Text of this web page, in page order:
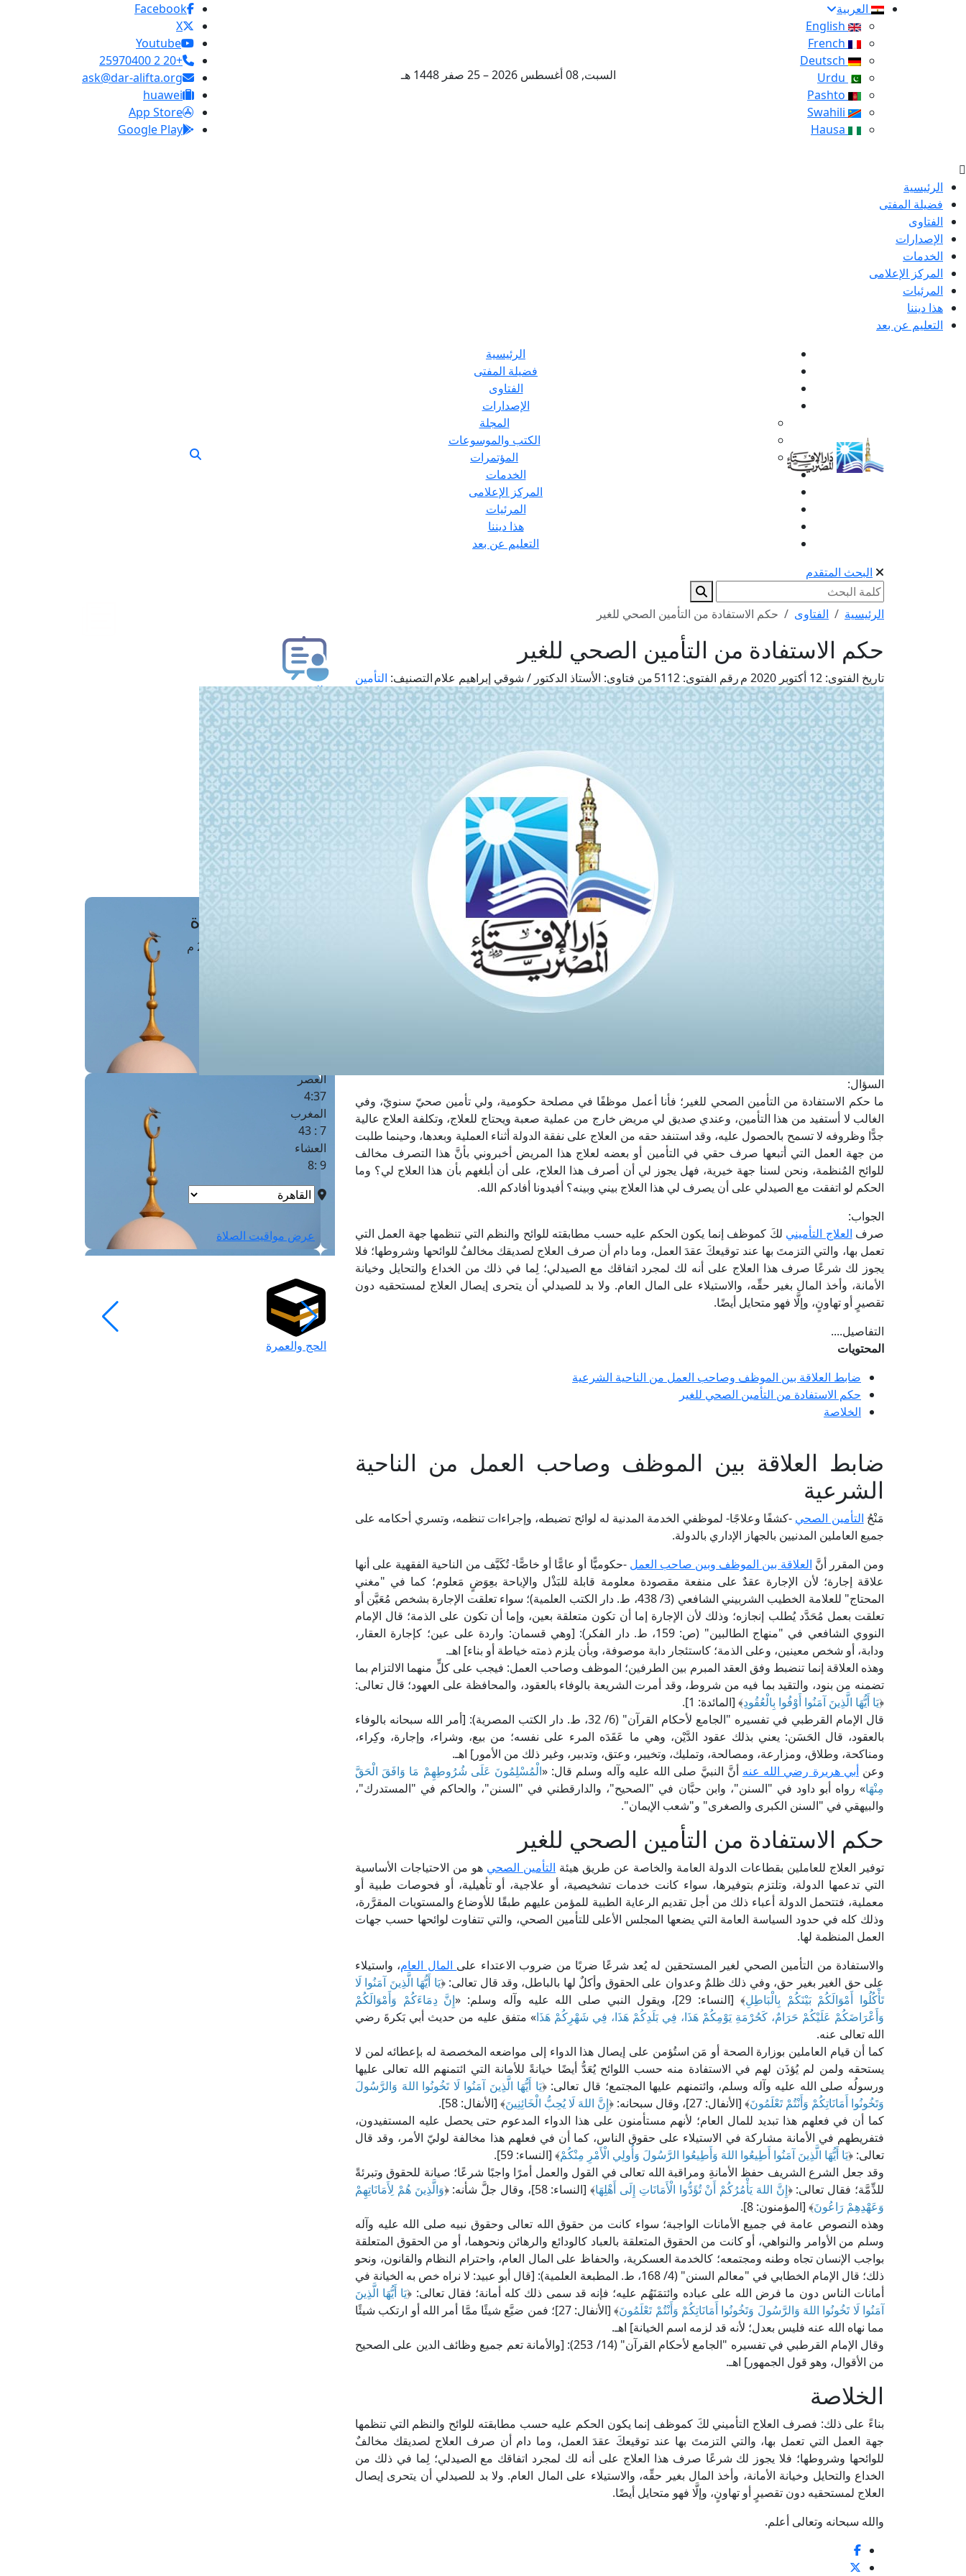
العربية
السبت, 08 أغسطس 2026 – 25 صفر 1448 هـ
Facebook
X
Youtube
+20 2 25970400
ask@dar-alifta.org
huawei
App Store
Google Play
الرئيسية
فضيلة المفتى
الفتاوى
الإصدارات
الخدمات
المركز الإعلامى
المرئيات
هذا ديننا
التعليم عن بعد
الرئيسية
فضيلة المفتى
الفتاوى
الإصدارات
المجلة
الكتب والموسوعات
المؤتمرات
الخدمات
المركز الإعلامى
المرئيات
هذا ديننا
التعليم عن بعد
البحث المتقدم
الرئيسية الفتاوى حكم الاستفادة من التأمين الصحي للغير
حكم الاستفادة من التأمين الصحي للغير
تاريخ الفتوى: رقم الفتوى: من فتاوى: الأستاذ الدكتور / شوقي إبراهيم علامالتصنيف: التأمين
السؤال:
ما حكم الاستفادة من التأمين الصحي للغير؛ فأنا أعمل موظفًا في مصلحة حكومية، ولي تأمين صحيّ سنويّ، وفي
الغالب لا أستفيد من هذا التأمين، وعندي صديق لي مريض خارج من عملية صعبة ويحتاج للعلاج، وتكلفة العلاج عالية
جدًّا وظروفه لا تسمح بالحصول عليه، وقد استنفد حقه من العلاج على نفقة الدولة أثناء العملية وبعدها، وحينما طلبت
من جهة العمل التي أتبعها صرف حقي في التأمين أو بعضه لعلاج هذا المريض أخبروني بأنَّ هذا التصرف مخالف
للوائح المُنظمة، ونحن لسنا جهة خيرية، فهل يجوز لي أن أصرف هذا العلاج، على أن أبلغهم بأن هذا العلاج لي؟ وما
الحكم لو اتفقت مع الصيدلي على أن يصرف لي هذا العلاج بيني وبينه؟ أفيدونا أفادكم الله.
الجواب:
صرف العلاج التأميني لكَ كموظف إنما يكون الحكم عليه حسب مطابقته للوائح والنظم التي تنظمها جهة العمل التي
تعمل بها، والتي التزمتَ بها عند توقيعكَ عقدَ العمل، وما دام أن صرف العلاج لصديقك مخالفٌ للوائحها وشروطها؛ فلا
يجوز لك شرعًا صرف هذا العلاج على أنه لك لمجرد اتفاقك مع الصيدلي؛ لِما في ذلك من الخداع والتحايل وخيانة
الأمانة، وأخذ المال بغير حقِّه، والاستيلاء على المال العام. ولا بد للصيدلي أن يتحرى إيصال العلاج لمستحقيه دون
تقصيرٍ أو تهاونٍ، وإلَّا فهو متحايل أيضًا.
التفاصيل....
المحتويات
ضابط العلاقة بين الموظف وصاحب العمل من الناحية الشرعية
حكم الاستفادة من التأمين الصحي للغير
الخلاصة
ضابط العلاقة بين الموظف وصاحب العمل من الناحية
الشرعية
مَنْحُ التأمين الصحي -كشفًا وعلاجًا- لموظفي الخدمة المدنية له لوائح تضبطه، وإجراءات تنظمه، وتسري أحكامه على
جميع العاملين المدنيين بالجهاز الإداري بالدولة.
ومن المقرر أنَّ العلاقة بين الموظف وبين صاحب العمل -حكوميًّا أو عامًّا أو خاصًّا- تُكَيَّف من الناحية الفقهية على أنها
علاقة إجارة؛ لأن الإجارة عقدٌ على منفعة مقصودة معلومة قابلة للبَذْل والإباحة بعِوَضٍ مَعلوم؛ كما في "مغني
المحتاج" للعلامة الخطيب الشربيني الشافعي (3/ 438، ط. دار الكتب العلمية)؛ سواء تعلقت الإجارة بشخص مُعَيَّن أو
تعلقت بعمل مُحَدَّد يُطلب إنجازه؛ وذلك لأن الإجارة إما أن تكون متعلقة بعين، وإما أن تكون على الذمة؛ قال الإمام
النووي الشافعي في "منهاج الطالبين" (ص: 159، ط. دار الفكر): [وهي قسمان: واردة على عين؛ كإجارة العقار،
ودابة، أو شخص معينين، وعلى الذمة؛ كاستئجار دابة موصوفة، وبأن يلزم ذمته خياطة أو بناء] اهـ.
وهذه العلاقة إنما تنضبط وفق العقد المبرم بين الطرفين؛ الموظف وصاحب العمل: فيجب على كلٍّ منهما الالتزام بما
تضمنه من بنود، والتقيد بما فيه من شروط، وقد أمرت الشريعة بالوفاء بالعقود، والمحافظة على العهود؛ قال تعالى:
﴿يَا أَيُّهَا الَّذِينَ آمَنُوا أَوْفُوا بِالْعُقُودِ﴾ [المائدة: 1].
قال الإمام القرطبي في تفسيره "الجامع لأحكام القرآن" (6/ 32، ط. دار الكتب المصرية): [أمر الله سبحانه بالوفاء
بالعقود، قال الحَسَن: يعني بذلك عقود الدَّيْن، وهي ما عَقَدَه المرء على نفسه؛ من بيع، وشراء، وإجارة، وكِراء،
ومناكحة، وطلاق، ومزارعة، ومصالحة، وتمليك، وتخيير، وعتق، وتدبير، وغير ذلك من الأمور] اهـ.
وعنأبي هريرة رضي الله عنه أنَّ النبيَّ صلى الله عليه وآله وسلم قال: «الْمُسْلِمُونَ عَلَى شُرُوطِهِمْ مَا وَافَقَ الْحَقَّ
مِنْهَا» رواه أبو داود في "السنن"، وابن حبَّان في "الصحيح"، والدارقطني في "السنن"، والحاكم في "المستدرك"،
والبيهقي في "السنن الكبرى والصغرى" و"شعب الإيمان".
حكم الاستفادة من التأمين الصحي للغير
توفير العلاج للعاملين بقطاعات الدولة العامة والخاصة عن طريق هيئة التأمين الصحي هو من الاحتياجات الأساسية
التي تدعمها الدولة، وتلتزم بتوفيرها، سواء كانت خدمات تشخيصية، أو علاجية، أو تأهيلية، أو فحوصات طبية أو
معملية، فتتحمل الدولة أعباء ذلك من أجل تقديم الرعاية الطبية للمؤمن عليهم طبقًا للأوضاع والمستويات المقرَّرة،
وذلك كله في حدود السياسة العامة التي يضعها المجلس الأعلى للتأمين الصحي، والتي تتفاوت لوائحها حسب جهات
العمل المنظمة لها.
والاستفادة من التأمين الصحي لغير المستحقين له يُعد شرعًا ضربًا من ضروب الاعتداء على المال العام، واستيلاء
على حق الغير بغير حق، وفي ذلك ظلمٌ وعدوان على الحقوق وأكلٌ لها بالباطل، وقد قال تعالى: ﴿يَا أَيُّهَا الَّذِينَ آمَنُوا لَا
تَأْكُلُوا أَمْوَالَكُمْ بَيْنَكُمْ بِالْبَاطِلِ﴾ [النساء: 29]، ويقول النبي صلى الله عليه وآله وسلم: «
إِنَّ دِمَاءَكُمْ وَأَمْوَالَكُمْ
وَأَعْرَاضَكُمْ عَلَيْكُمْ حَرَامٌ، كَحُرْمَةِ يَوْمِكُمْ هَذَا، فِي بَلَدِكُمْ هَذَا، فِي شَهْرِكُمْ هَذَا» متفق عليه من حديث أبي بَكرةَ رضي
الله تعالى عنه.
كما أن قيام العاملين بوزارة الصحة أو مَن استُؤمن على إيصال هذا الدواء إلى مواضعه المخصصة له بإعطائه لمن لا
يستحقه ولمن لم يُؤذَن لهم في الاستفادة منه حسب اللوائح يُعَدُّ أيضًا خيانةً للأمانة التي ائتمنهم الله تعالى عليها
ورسولُه صلى الله عليه وآله وسلم، وائتمنهم عليها المجتمع؛ قال تعالى: ﴿يَا أَيُّهَا الَّذِينَ آمَنُوا لَا تَخُونُوا اللهَ وَالرَّسُولَ
وَتَخُونُوا أَمَانَاتِكُمْ وَأَنْتُمْ تَعْلَمُونَ﴾ [الأنفال: 27]، وقال سبحانه: ﴿ إِنَّ اللهَ لَا يُحِبُّ الْخَائِنِينَ﴾ [الأنفال: 58].
كما أن في فعلهم هذا تبديد للمال العام؛ لأنهم مستأمنون على هذا الدواء المدعوم حتى يحصل عليه المستفيدون،
فتفريطهم في الأمانة مشاركة في الاستيلاء على حقوق الناس، كما أن في فعلهم هذا مخالفة لوليّ الأمر، وقد قال
تعالى: ﴿يَا أَيُّهَا الَّذِينَ آمَنُوا أَطِيعُوا اللهَ وَأَطِيعُوا الرَّسُولَ وَأُولِي الْأَمْرِ مِنْكُمْ﴾ [النساء: 59].
وقد جعل الشرع الشريف حفظ الأمانةِ ومراقبة الله تعالى في القول والعمل أمرًا واجبًا شرعًا؛ صيانة للحقوق وتبرئةً
للذِّمَّة؛ فقال تعالى: ﴿إِنَّ اللهَ يَأْمُرُكُمْ أَنْ تُؤَدُّوا الْأَمَانَاتِ إِلَى أَهْلِهَا﴾ [النساء: 58]، وقال جلَّ شأنه: ﴿
وَالَّذِينَ هُمْ لِأَمَانَاتِهِمْ
وَعَهْدِهِمْ رَاعُونَ﴾ [المؤمنون: 8].
وهذه النصوص عامة في جميع الأمانات الواجبة؛ سواء كانت من حقوق الله تعالى وحقوق نبيه صلى الله عليه وآله
وسلم من الأوامر والنواهي، أو كانت من الحقوق المتعلقة بالعباد كالودائع والرهائن ونحوهما، أو من الحقوق المتعلقة
بواجب الإنسان تجاه وطنه ومجتمعه؛ كالخدمة العسكرية، والحفاظ على المال العام، واحترام النظام والقانون، ونحو
ذلك؛ قال الإمام الخطابي في "معالم السنن" (4/ 168، ط. المطبعة العلمية): [قال أبو عبيد: لا نراه خص به الخيانة في
أمانات الناس دون ما فرض الله على عباده وائتمَنَهُم عليه؛ فإنه قد سمى ذلك كله أمانة؛ فقال تعالى: ﴿يَا أَيُّهَا الَّذِينَ
آمَنُوا لَا تَخُونُوا اللهَ وَالرَّسُولَ وَتَخُونُوا أَمَانَاتِكُمْ وَأَنْتُمْ تَعْلَمُونَ
﴾ [الأنفال: 27]؛ فمن ضيَّع شيئًا ممَّا أمر الله أو ارتكب شيئًا
مما نهاه الله عنه فليس بعدل؛ لأنه قد لزمه اسم الخيانة] اهـ.
وقال الإمام القرطبي في تفسيره "الجامع لأحكام القرآن" (14/ 253): [والأمانة تعم جميع وظائف الدين على الصحيح
من الأقوال، وهو قول الجمهور] اهـ.
الخلاصة
بناءً على ذلك: فصرف العلاج التأميني لكَ كموظف إنما يكون الحكم عليه حسب مطابقته للوائح والنظم التي تنظمها
جهة العمل التي تعمل بها، والتي التزمتَ بها عند توقيعكَ عقدَ العمل، وما دام أن صرف العلاج لصديقك مخالفٌ
للوائحها وشروطها؛ فلا يجوز لك شرعًا صرف هذا العلاج على أنه لك لمجرد اتفاقك مع الصيدلي؛ لِما في ذلك من
الخداع والتحايل وخيانة الأمانة، وأخذ المال بغير حقِّه، والاستيلاء على المال العام. ولا بد للصيدلي أن يتحرى إيصال
العلاج لمستحقيه دون تقصيرٍ أو تهاونٍ، وإلَّا فهو متحايل أيضًا.
والله سبحانه وتعالى أعلم.
طلب فتوى
استعلام عن فتوى
حجز موعد
الفتوى الهاتفية
مَواقِيتُ الصَّـــلاة
العصر
4:37
المغرب
7 : 43
العشاء
9 :8
عرض مواقيت الصلاة
الحج والعمرة